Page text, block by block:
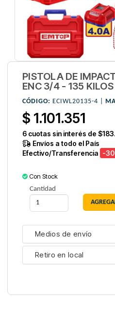
PISTOLA DE
ENC 3/4 - 135 KILOS
CÓDIGO: ECIWL20135-4 |
$ 1.101.351
6 cuotas sin interés de
Envíos a todo el País
Efectivo/Transferencia -30
Con Stock
Cantidad
Medios de envío
Retiro en local